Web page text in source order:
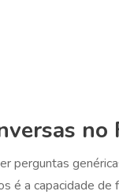
no
perguntas
é a capacidade de